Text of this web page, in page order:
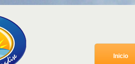
Inicio